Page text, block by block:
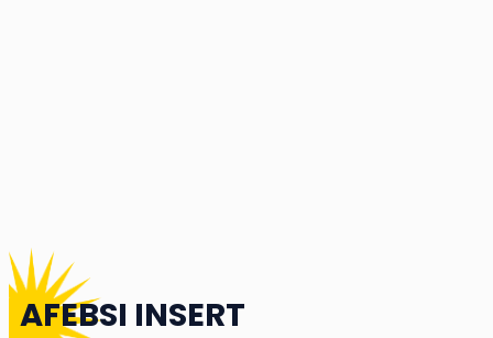
AFEBSI INSERT